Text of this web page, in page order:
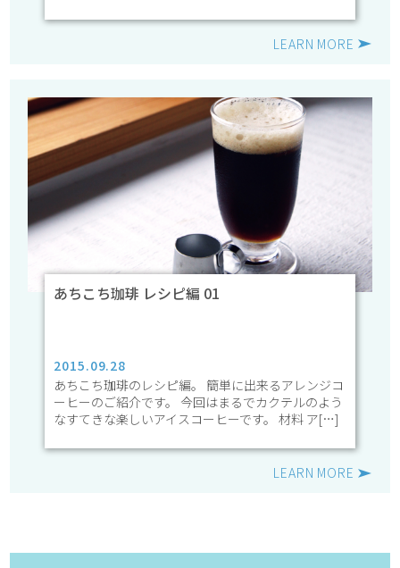
LEARN MORE
あちこち珈琲 レシピ編 01
2015.09.28
あちこち珈琲のレシピ編。 簡単に出来るアレンジコ
ーヒーのご紹介です。 今回はまるでカクテルのよう
なすてきな楽しいアイスコーヒーです。 材料 ア[…]
LEARN MORE